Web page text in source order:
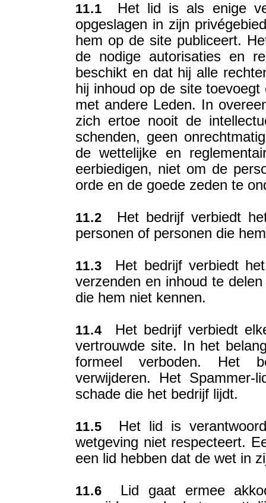
11.1 Het lid is als enige
opgeslagen in zijn
hem op de site publiceert.
de nodige autorisaties en
beschikt en dat hij alle
hij inhoud op de site
met andere Leden. In
zich ertoe nooit de
schenden, geen
de wettelijke en
eerbiedigen, niet om de
orde en de goede zeden te
11.2 Het bedrijf verbiedt
personen of personen die
11.3 Het bedrijf verbiedt
verzenden en inhoud te
die hem niet kennen.
11.4 Het bedrijf verbiedt
vertrouwde site. In het
formeel verboden. Het
verwijderen. Het Spammer-
schade die het bedrijf lijdt.
11.5 Het lid is
wetgeving niet respecteert.
een lid hebben dat de wet in
11.6 Lid gaat ermee